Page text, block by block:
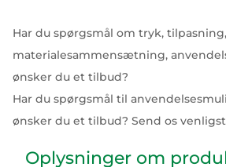
Har du spørgsmål om tryk, tilpasning,
materialesammensætning,
ønsker du et tilbud?
Har du spørgsmål til
ønsker du et tilbud? Send os
Oplysninger om